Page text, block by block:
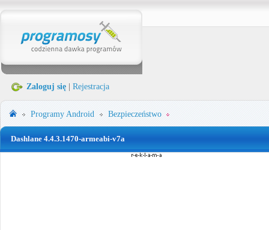
Zaloguj się Rejestracja
ProgramyAndroid Bezpieczeństwo
Dashlane 4.4.3.1470-armeabi-v7a